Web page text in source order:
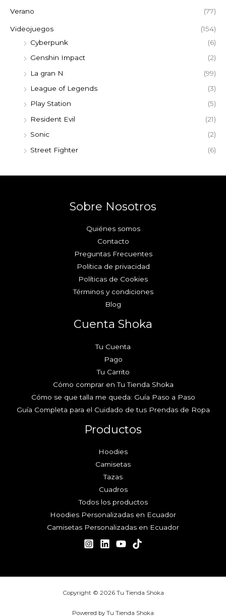
Verano (77)
Videojuegos
(154)
Cyberpunk
(6)
Genshin Impact
(2)
La gran N
(99)
League of Legends
(3)
Play Station
(5)
Resident Evil
(21)
Sonic
(2)
Street Fighter
(6)
Sobre Nosotros
Quiénes somos
Contacto
Preguntas Frecuentes
Política de privacidad
Políticas de Cookies
Términos y condiciones
Blog
Cuenta Shoka
Tu Cuenta
Pago
Tu Carrito
Cómo comprar en Tu Tienda Shoka
Cómo se que talla me queda: Guía Paso a Paso
Guía Completa para el Cuidado de tus Prendas de Ropa
Productos
Hoodies
Camisetas
Tazas
Cuadros
Todos los productos
Hoodies Personalizadas en Ecuador
Camisetas Personalizadas en Ecuador
Copyright © 2026 Tu Tienda Shoka
Powered by Tu Tienda Shoka